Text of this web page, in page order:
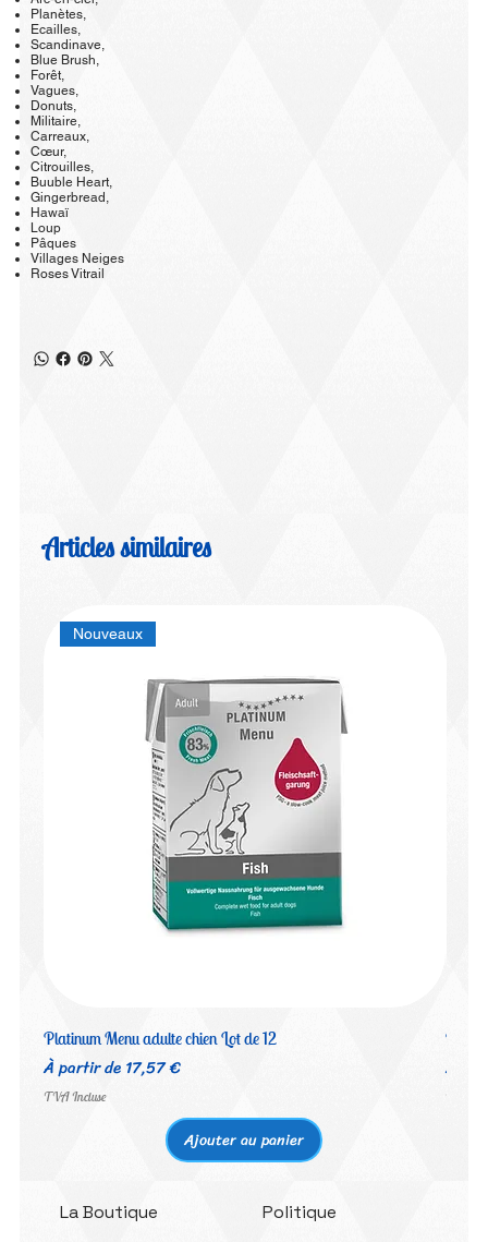
Planètes,
Ecailles,
Scandinave,
Blue Brush,
Forêt,
Vagues,
Donuts,
Militaire,
Carreaux,
Cœur,
Citrouilles,
Buuble Heart,
Gingerbread,
Hawaï
Loup
Pâques
Villages Neiges
Roses Vitrail
Articles similaires
Nouveaux
Platinum Menu adulte chien Lot de 12
À partir de17,57 €
Prix promotionnel
TVA Incluse
Ajouter au panier
À
Prix
TVA
La Boutique Politique